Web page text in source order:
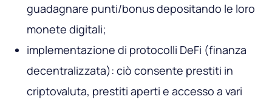
guadagnare punti/bonus depositando le loro
monete digitali;
implementazione di protocolli DeFi (finanza
decentralizzata): ciò consente prestiti in
criptovaluta, prestiti aperti e accesso a vari